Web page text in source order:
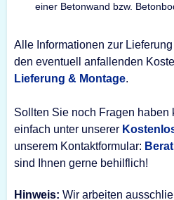
einer Betonwand bzw.
Alle Informationen zur
den eventuell anfallenden
Lieferung & Montage.
Sollten Sie noch Fragen haben
einfach unter unserer
unserem Kontaktformular:
sind Ihnen gerne behilflich!
Hinweis: Wir arbeiten